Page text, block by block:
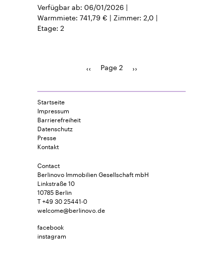
Verfügbar ab 06/01/2026
Warmmiete 741,79 € Zimmer 2,0
Etage 2
Pagination
Previous
‹‹ Page 2 Next
››
Startseite
Impressum
Barrierefreiheit
Datenschutz
Presse
Kontakt
Contact
Berlinovo Immobilien Gesellschaft mbH
Linkstraße 10
10785 Berlin
T +49 30 25441-0
welcome@berlinovo.de
facebook
instagram